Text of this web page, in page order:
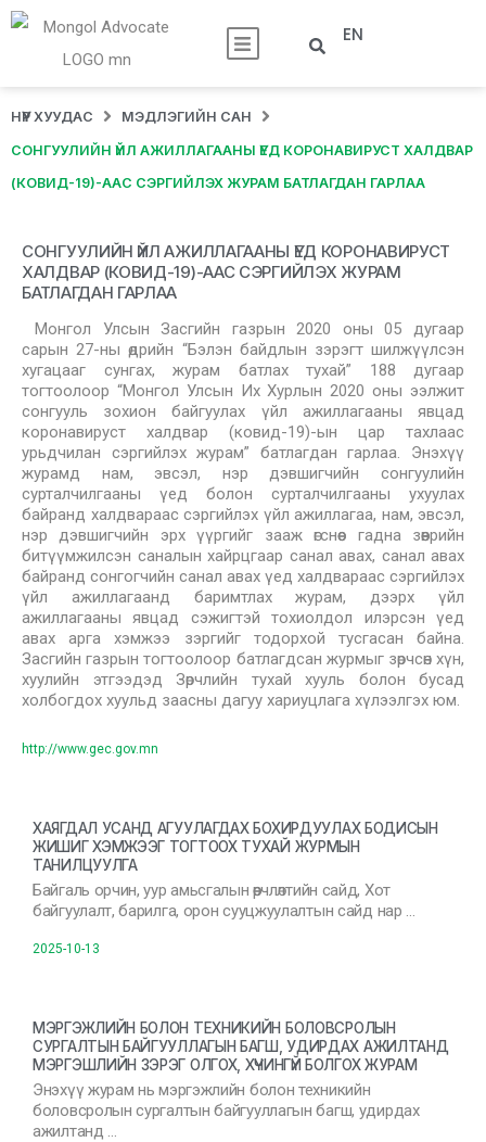
EN
НҮҮР ХУУДАС МЭДЛЭГИЙН САН
СОНГУУЛИЙН ҮЙЛ АЖИЛЛАГААНЫ ҮЕД КОРОНАВИРУСТ ХАЛДВАР
(КОВИД-19)-ААС СЭРГИЙЛЭХ ЖУРАМ БАТЛАГДАН ГАРЛАА
СОНГУУЛИЙН ҮЙЛ АЖИЛЛАГААНЫ ҮЕД КОРОНАВИРУСТ
ХАЛДВАР (КОВИД-19)-ААС СЭРГИЙЛЭХ ЖУРАМ
БАТЛАГДАН ГАРЛАА
Монгол Улсын Засгийн газрын 2020 оны 05 дугаар
сарын 27-ны өдрийн “Бэлэн байдлын зэрэгт шилжүүлсэн
хугацааг сунгах, журам батлах тухай” 188 дугаар
тогтоолоор “Монгол Улсын Их Хурлын 2020 оны ээлжит
сонгууль зохион байгуулах үйл ажиллагааны явцад
коронавируст халдвар (ковид-19)-ын цар тахлаас
урьдчилан сэргийлэх журам” батлагдан гарлаа. Энэхүү
журамд нам, эвсэл, нэр дэвшигчийн сонгуулийн
сурталчилгааны үед болон сурталчилгааны ухуулах
байранд халдвараас сэргийлэх үйл ажиллагаа, нам, эвсэл,
нэр дэвшигчийн эрх үүргийг зааж өгснөөс гадна зөөврийн
битүүмжилсэн саналын хайрцгаар санал авах, санал авах
байранд сонгогчийн санал авах үед халдвараас сэргийлэх
үйл ажиллагаанд баримтлах журам, дээрх үйл
ажиллагааны явцад сэжигтэй тохиолдол илэрсэн үед
авах арга хэмжээ зэргийг тодорхой тусгасан байна.
Засгийн газрын тогтоолоор батлагдсан журмыг зөрчсөн хүн,
хуулийн этгээдэд Зөрчлийн тухай хууль болон бусад
холбогдох хуульд заасны дагуу хариуцлага хүлээлгэх юм.
http://www.gec.gov.mn
ХАЯГДАЛ УСАНД АГУУЛАГДАХ БОХИРДУУЛАХ БОДИСЫН
ЖИШИГ ХЭМЖЭЭГ ТОГТООХ ТУХАЙ ЖУРМЫН
ТАНИЛЦУУЛГА
Байгаль орчин, уур амьсгалын өөрчлөлтийн сайд, Хот
байгуулалт, барилга, орон сууцжуулалтын сайд нар …
2025-10-13
МЭРГЭЖЛИЙН БОЛОН ТЕХНИКИЙН БОЛОВСРОЛЫН
СУРГАЛТЫН БАЙГУУЛЛАГЫН БАГШ, УДИРДАХ АЖИЛТАНД
МЭРГЭШЛИЙН ЗЭРЭГ ОЛГОХ, ХҮЧИНГҮЙ БОЛГОХ ЖУРАМ
Энэхүү журам нь мэргэжлийн болон техникийн
боловсролын сургалтын байгууллагын багш, удирдах
ажилтанд …